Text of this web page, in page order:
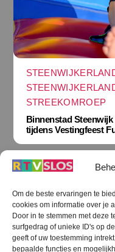
Om de beste ervaringen te
cookies om informatie over je
Door in te stemmen met deze
surfgedrag of unieke ID's op
geeft of uw toestemming
bepaalde functies en
STREEKOMROEP
Binnenstad
tijdens Vestingfeest
RTV SLOS